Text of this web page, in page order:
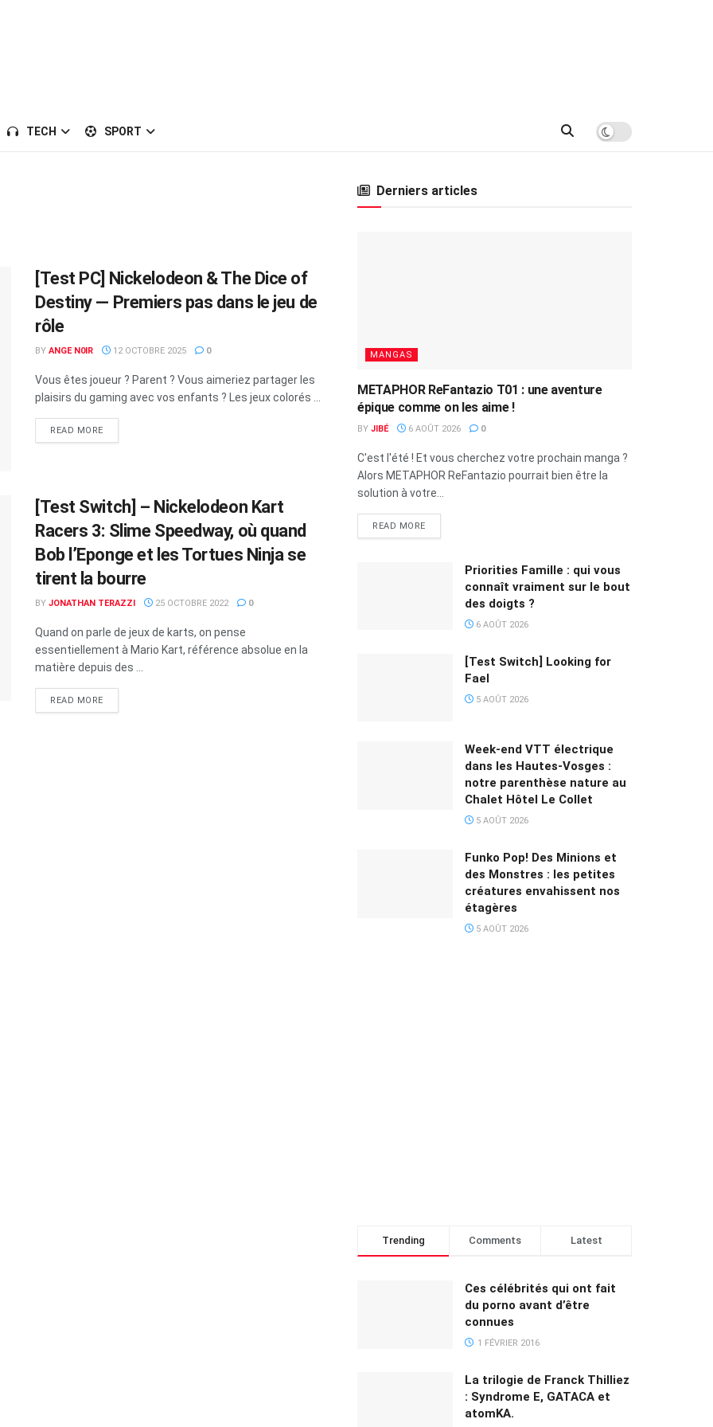
TECH SPORT
[Test PC] Nickelodeon & The Dice of
Destiny — Premiers pas dans le jeu de
rôle
BY ANGE N0IR 12 OCTOBRE 2025 0
Vous êtes joueur ? Parent ? Vous aimeriez partager les
plaisirs du gaming avec vos enfants ? Les jeux colorés ...
READ MORE
[Test Switch] – Nickelodeon Kart
Racers 3: Slime Speedway, où quand
Bob l’Eponge et les Tortues Ninja se
tirent la bourre
BY JONATHAN TERAZZI 25 OCTOBRE 2022 0
Quand on parle de jeux de karts, on pense
essentiellement à Mario Kart, référence absolue en la
matière depuis des ...
READ MORE
Derniers articles
MANGAS
METAPHOR ReFantazio T01 : une aventure
épique comme on les aime !
BY JIBÉ 6 AOÛT 2026 0
C'est l'été ! Et vous cherchez votre prochain manga ?
Alors METAPHOR ReFantazio pourrait bien être la
solution à votre...
READ MORE
Priorities Famille : qui vous
connaît vraiment sur le bout
des doigts ?
6 AOÛT 2026
[Test Switch] Looking for
Fael
5 AOÛT 2026
Week-end VTT électrique
dans les Hautes-Vosges :
notre parenthèse nature au
Chalet Hôtel Le Collet
5 AOÛT 2026
Funko Pop! Des Minions et
des Monstres : les petites
créatures envahissent nos
étagères
5 AOÛT 2026
Trending Comments Latest
Ces célébrités qui ont fait
du porno avant d’être
connues
1 FÉVRIER 2016
La trilogie de Franck Thilliez
: Syndrome E, GATACA et
atomKA.